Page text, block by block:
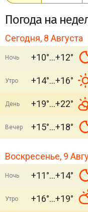
Погода на
Сегодня, 8 Августа
Ночь +10° +12°
Утро +14° +16°
День +19° +22°
Вечер +15° +18°
Воскресенье, 9
Ночь +11° +14°
Утро +16° +19°